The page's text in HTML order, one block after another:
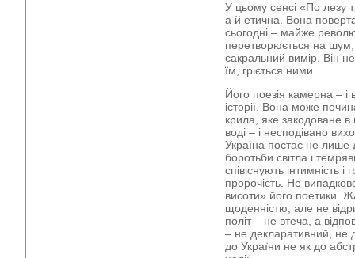
У цьому сенсі «По лезу
а й етична. Вона
сьогодні – майже
перетворюється на
сакральний вимір. Він
їм, гріється ними.
Його поезія камерна – і
історії. Вона може
крила, яке закодоване в
воді – і несподівано
Україна постає не
боротьби світла і
співіснують інтимність і
пророчість. Не
висоти» його поетики.
щоденністю, але не
політ – не втеча, а
– не декларативний, не
до України не як до